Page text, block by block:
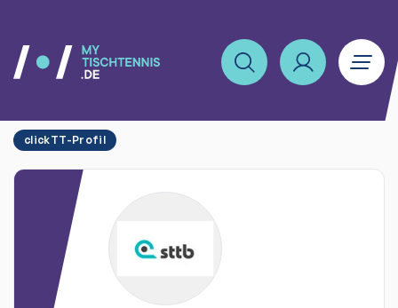
clickTT-Profil